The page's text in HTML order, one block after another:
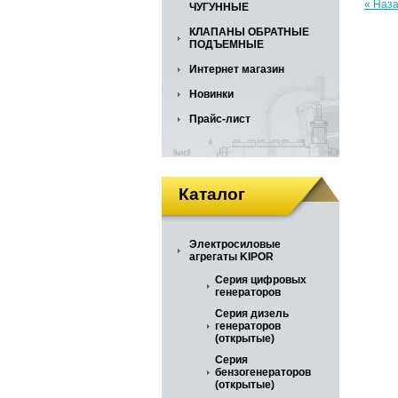
ЧУГУННЫЕ
КЛАПАНЫ ОБРАТНЫЕ
ПОДЪЕМНЫЕ
Интернет магазин
Новинки
Прайс-лист
Каталог
Электросиловые
агрегаты KIPOR
Серия цифровых
генераторов
Серия дизель
генераторов
(открытые)
Серия
бензогенераторов
(открытые)
«